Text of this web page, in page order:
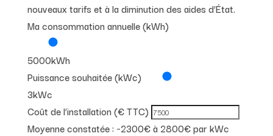
nouveaux tarifs et à la diminution des aides d’État.
Ma consommation annuelle (kWh)
5000kWh
Puissance souhaitée (kWc)
3kWc
Coût de l’installation (€ TTC)
Moyenne constatée : ~2300€ à 2800€ par kWc